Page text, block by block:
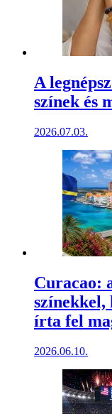
A
színek és
2026.07.03.
Curacao:
írta fel
2026.06.10.